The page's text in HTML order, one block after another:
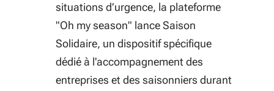
situations d’urgence, la plateforme
"Oh my season" lance Saison
Solidaire, un dispositif spécifique
dédié à l'accompagnement des
entreprises et des saisonniers durant